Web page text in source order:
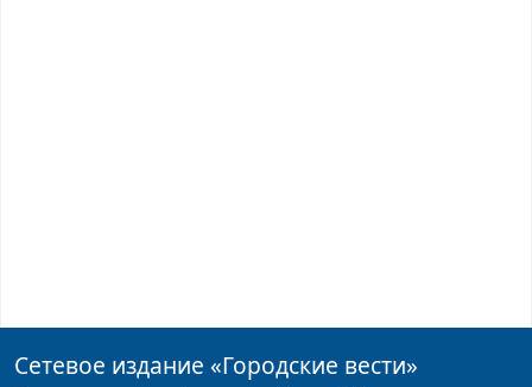
Сетевое издание «Городские вести»